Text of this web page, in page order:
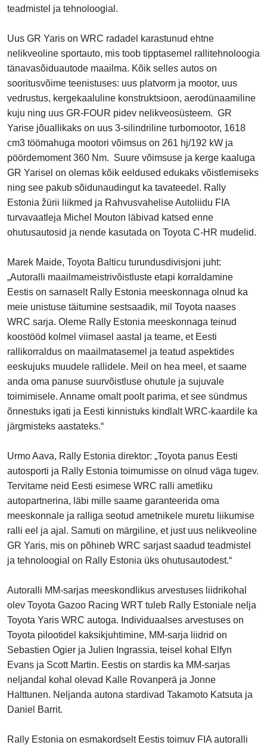
teadmistel ja tehnoloogial.
Uus GR Yaris on WRC radadel karastunud ehtne
nelikveoline sportauto, mis toob tipptasemel rallitehnoloogia
tänavasõiduautode maailma. Kõik selles autos on
sooritusvõime teenistuses: uus platvorm ja mootor, uus
vedrustus, kergekaaluline konstruktsioon, aerodünaamiline
kuju ning uus GR-FOUR pidev nelikveosüsteem. GR
Yarise jõuallikaks on uus 3-silindriline turbomootor, 1618
cm3 töömahuga mootori võimsus on 261 hj/192 kW ja
pöördemoment 360 Nm. Suure võimsuse ja kerge kaaluga
GR Yarisel on olemas kõik eeldused edukaks võistlemiseks
ning see pakub sõidunaudingut ka tavateedel. Rally
Estonia žürii liikmed ja Rahvusvahelise Autoliidu FIA
turvavaatleja Michel Mouton läbivad katsed enne
ohutusautosid ja nende kasutada on Toyota C-HR mudelid.
Marek Maide, Toyota Balticu turundusdivisjoni juht:
„Autoralli maailmameistrivõistluste etapi korraldamine
Eestis on sarnaselt Rally Estonia meeskonnaga olnud ka
meie unistuse täitumine sestsaadik, mil Toyota naases
WRC sarja. Oleme Rally Estonia meeskonnaga teinud
koostööd kolmel viimasel aastal ja teame, et Eesti
rallikorraldus on maailmatasemel ja teatud aspektides
eeskujuks muudele rallidele. Meil on hea meel, et saame
anda oma panuse suurvõistluse ohutule ja sujuvale
toimimisele. Anname omalt poolt parima, et see sündmus
õnnestuks igati ja Eesti kinnistuks kindlalt WRC-kaardile ka
järgmisteks aastateks.“
Urmo Aava, Rally Estonia direktor: „Toyota panus Eesti
autosporti ja Rally Estonia toimumisse on olnud väga tugev.
Tervitame neid Eesti esimese WRC ralli ametliku
autopartnerina, läbi mille saame garanteerida oma
meeskonnale ja ralliga seotud ametnikele muretu liikumise
ralli eel ja ajal. Samuti on märgiline, et just uus nelikveoline
GR Yaris, mis on põhineb WRC sarjast saadud teadmistel
ja tehnoloogial on Rally Estonia üks ohutusautodest.“
Autoralli MM-sarjas meeskondlikus arvestuses liidrikohal
olev Toyota Gazoo Racing WRT tuleb Rally Estoniale nelja
Toyota Yaris WRC autoga. Individuaalses arvestuses on
Toyota pilootidel kaksikjuhtimine, MM-sarja liidrid on
Sebastien Ogier ja Julien Ingrassia, teisel kohal Elfyn
Evans ja Scott Martin. Eestis on stardis ka MM-sarjas
neljandal kohal olevad Kalle Rovanperä ja Jonne
Halttunen. Neljanda autona stardivad Takamoto Katsuta ja
Daniel Barrit.
Rally Estonia on esmakordselt Eestis toimuv FIA autoralli